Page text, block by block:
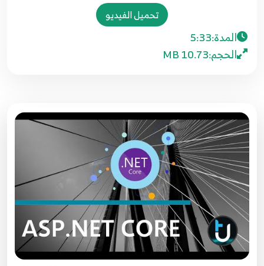
تحميل الفيديو
المدة:5:33
الحجم:10.73 MB
71
071.70. ASP.NET Core - Deployment App on
12:45
73
073.72. ASP.NET Core - Create Data Base on
hosting site
4:00
74
074.73. التأكد من نص اتصال الاستضافة ASP.NET
Core - Change Connection string
9:47
075.74. نشر الصفحة على الاستضافة ASP.NET Core